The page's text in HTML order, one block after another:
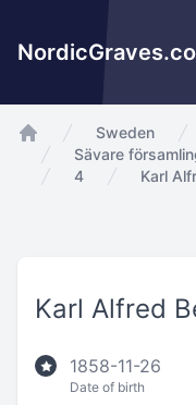
app.Start
Sweden
Sävare
4
Karl
Karl Alfred
1858-11-26
Date of birth